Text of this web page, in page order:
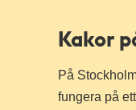
Kakor
På
fungera på